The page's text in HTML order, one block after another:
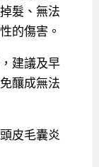
髮、無法
的傷害。
建議及早
釀成無法
皮毛囊炎